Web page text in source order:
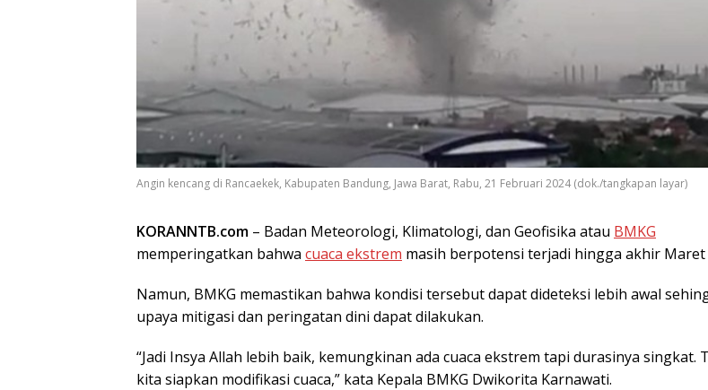
Angin kencang di Rancaekek, Kabupaten Bandung, Jawa Barat, Rabu, 21 Februari 2024 (dok./tangkapan layar)
KORANNTB.com – Badan Meteorologi, Klimatologi, dan Geofisika atau BMKG
memperingatkan bahwa cuaca ekstrem masih berpotensi terjadi hingga akhir Maret
Namun, BMKG memastikan bahwa kondisi tersebut dapat dideteksi lebih awal
upaya mitigasi dan peringatan dini dapat dilakukan.
“Jadi Insya Allah lebih baik, kemungkinan ada cuaca ekstrem tapi durasinya singkat.
kita siapkan modifikasi cuaca,” kata Kepala BMKG Dwikorita Karnawati.